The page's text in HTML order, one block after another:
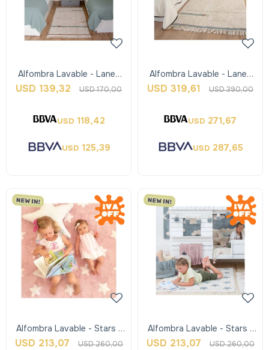
Alfombra Lavable - Lanes
Vintage Nude Blue - Xs -
USD 139,32 USD170,00
USD 118,42
USD 125,39
Alfombra Lavable - Lanes
Vintage Nude Blue - M -
USD 319,61 USD390,00
USD 271,67
USD 287,65
Alfombra Lavable - Stars -
Rosa - Lorena Canals
USD 213,07 USD260,00
Alfombra Lavable - Stars -
Celeste - Lorena Canals
USD 213,07 USD260,00